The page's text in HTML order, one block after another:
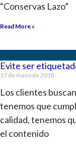
“Conservas Lazo”
Read More »
Evite ser
17 de mayo de 2018
Los clientes
tenemos que
calidad, tenemos
el contenido